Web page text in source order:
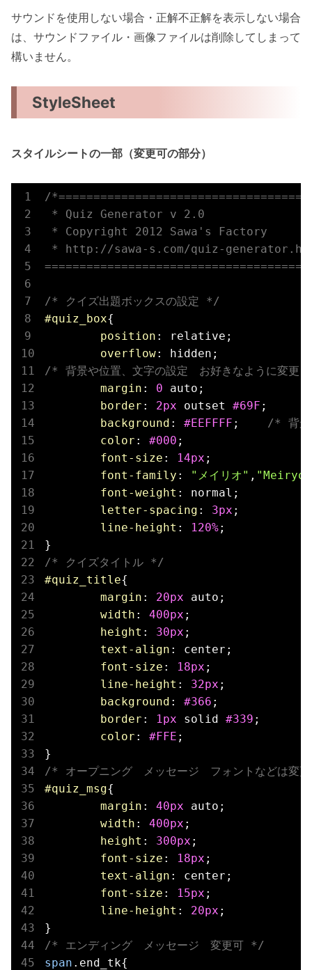
サウンドを使用しない場合・正解不正解を表示しない場合
は、サウンドファイル・画像ファイルは削除してしまって
構いません。
StyleSheet
スタイルシートの一部（変更可の部分）
/
* Quiz Generator v 2.0
* Copyright 2012 Sawa's Factory
* http://sawa-s.com/quiz-
/* クイズ出題ボックスの設定 */
#quiz_box{
position : relative;
overflow
/* 背景や位置、文字の設定　お好きなように変更
margin : 0 auto;
border : 2px outset #69F
background : #EEFFFF
/* 背景
color : #000
font-size : 14px ;
font-family : "メイリオ" , "Meiryo"
font-weight : normal;
letter-spacing : 3px ;
line-height : 120%;
/* クイズタイトル */
#quiz_title{
margin : 20px auto;
width : 400px ;
height : 30px ;
text-align : center;
font-size : 18px ;
line-height : 32px ;
background : #366 ;
border : 1px solid #339 ;
color : #FFE ;
/* オープニング　メッセージ　フォントなどは変
#quiz_msg{
margin : 40px auto;
width : 400px ;
height : 300px ;
font-size : 18px ;
text-align : center;
font-size : 15px ;
line-height : 20px ;
/* エンディング　メッセージ　変更可 */
span .end_tk{